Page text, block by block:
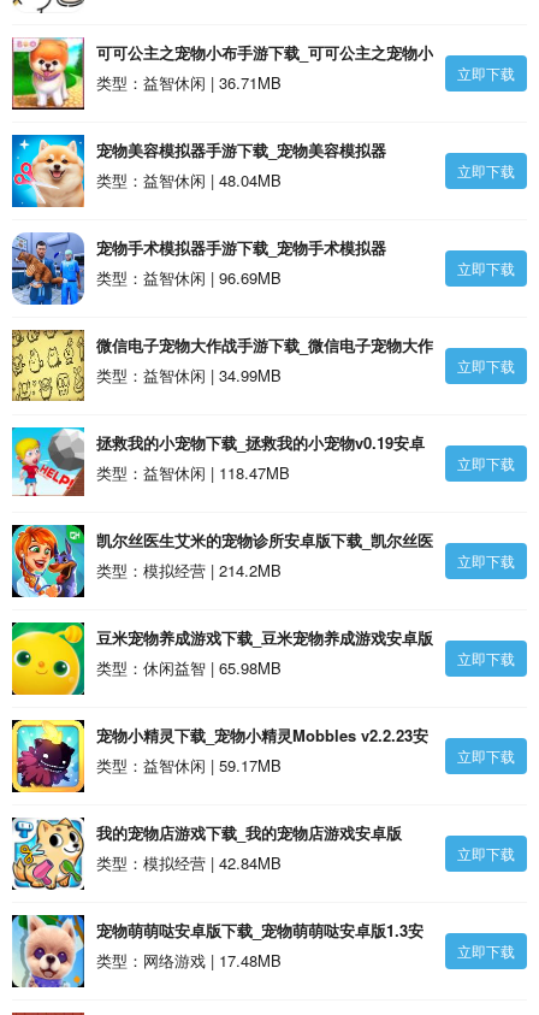
可可公主之宠物小布手游下载_可可公主之宠物小
布v1.12安卓版
类型：益智休闲 | 36.71MB 立即下载
宠物美容模拟器手游下载_宠物美容模拟器
v4.0.3.12安卓版
类型：益智休闲 | 48.04MB 立即下载
宠物手术模拟器手游下载_宠物手术模拟器
v1.0.16安卓版
类型：益智休闲 | 96.69MB 立即下载
微信电子宠物大作战手游下载_微信电子宠物大作
战v1.18安卓版
类型：益智休闲 | 34.99MB 立即下载
拯救我的小宠物下载_拯救我的小宠物v0.19安卓
版
类型：益智休闲 | 118.47MB 立即下载
凯尔丝医生艾米的宠物诊所安卓版下载_凯尔丝医
生艾米的宠物诊所安卓版
类型：模拟经营 | 214.2MB 立即下载
豆米宠物养成游戏下载_豆米宠物养成游戏安卓版
类型：休闲益智 | 65.98MB
立即下载
宠物小精灵下载_宠物小精灵Mobbles v2.2.23安
卓版
类型：益智休闲 | 59.17MB 立即下载
我的宠物店游戏下载_我的宠物店游戏安卓版
类型：模拟经营 | 42.84MB
立即下载
宠物萌萌哒安卓版下载_宠物萌萌哒安卓版1.3安
卓版
类型：网络游戏 | 17.48MB 立即下载